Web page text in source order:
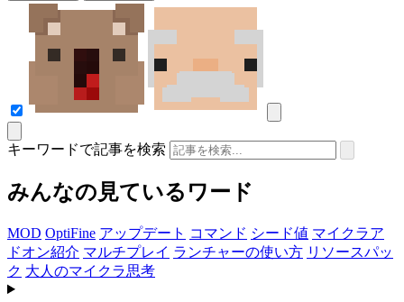
キーワードで記事を検索
みんなの見ているワード
MOD OptiFine アップデート コマンド シード値 マイクラア
ドオン紹介 マルチプレイ ランチャーの使い方 リソースパッ
ク 大人のマイクラ思考